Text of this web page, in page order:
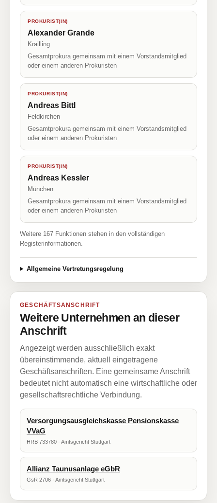
PROKURIST(IN)
Alexander Grande
Krailling
Gesamtprokura gemeinsam mit einem Vorstandsmitglied
oder einem anderen Prokuristen
PROKURIST(IN)
Andreas Bittl
Feldkirchen
Gesamtprokura gemeinsam mit einem Vorstandsmitglied
oder einem anderen Prokuristen
PROKURIST(IN)
Andreas Kessler
München
Gesamtprokura gemeinsam mit einem Vorstandsmitglied
oder einem anderen Prokuristen
Weitere 167 Funktionen stehen in den vollständigen
Registerinformationen.
Allgemeine Vertretungsregelung
GESCHÄFTSANSCHRIFT
Weitere Unternehmen an dieser
Anschrift
Angezeigt werden ausschließlich exakt
übereinstimmende, aktuell eingetragene
Geschäftsanschriften. Eine gemeinsame Anschrift
bedeutet nicht automatisch eine wirtschaftliche oder
gesellschaftsrechtliche Verbindung.
Versorgungsausgleichskasse Pensionskasse
VVaG
HRB 733780 · Amtsgericht Stuttgart
Allianz Taunusanlage eGbR
GsR 2706 · Amtsgericht Stuttgart